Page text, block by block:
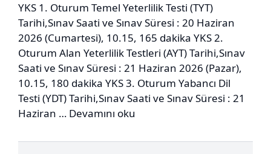
YKS 1. Oturum Temel Yeterlilik Testi (TYT)
Tarihi,Sınav Saati ve Sınav Süresi : 20 Haziran
2026 (Cumartesi), 10.15, 165 dakika YKS 2.
Oturum Alan Yeterlilik Testleri (AYT) Tarihi,Sınav
Saati ve Sınav Süresi : 21 Haziran 2026 (Pazar),
10.15, 180 dakika YKS 3. Oturum Yabancı Dil
Testi (YDT) Tarihi,Sınav Saati ve Sınav Süresi : 21
Haziran … Devamını oku